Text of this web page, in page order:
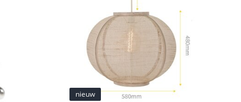
nieuw